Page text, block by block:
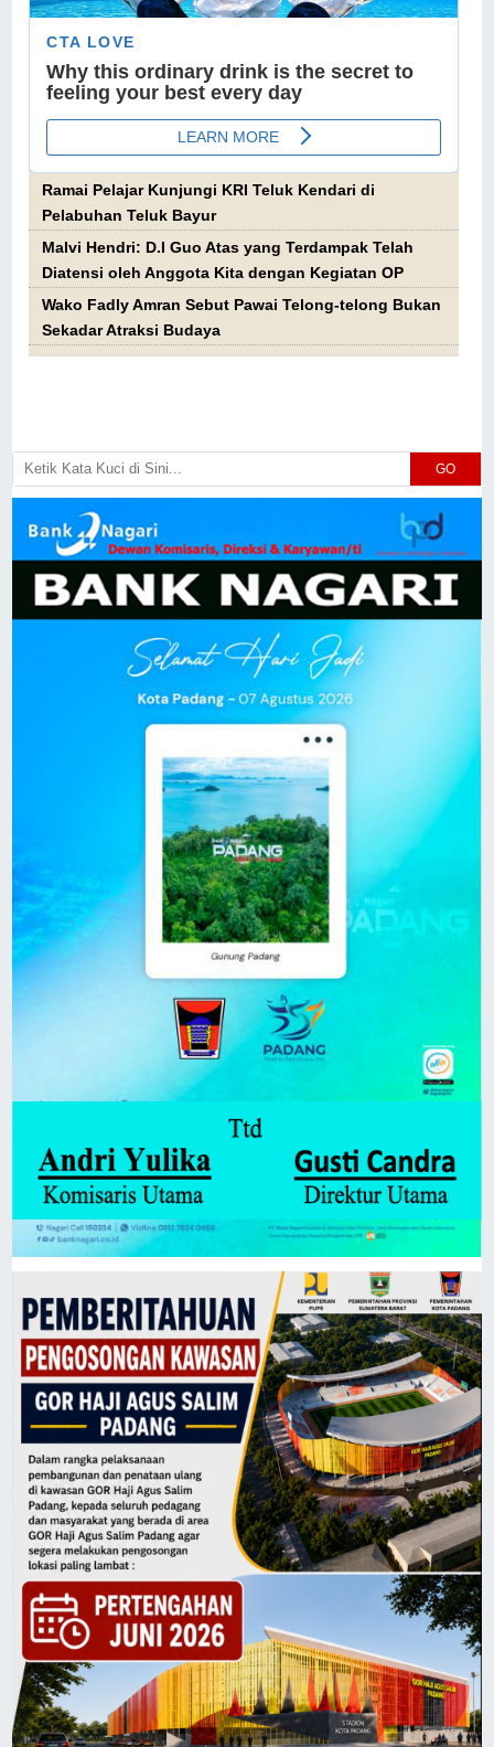
Ramai Pelajar Kunjungi KRI Teluk Kendari di
Pelabuhan Teluk Bayur
Malvi Hendri: D.I Guo Atas yang Terdampak Telah
Diatensi oleh Anggota Kita dengan Kegiatan OP
Wako Fadly Amran Sebut Pawai Telong-telong Bukan
Sekadar Atraksi Budaya
GO